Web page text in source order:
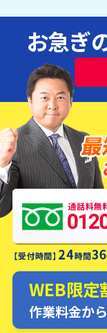
お急ぎ
水漏れ・つま
に
WEB限定
作業料金か